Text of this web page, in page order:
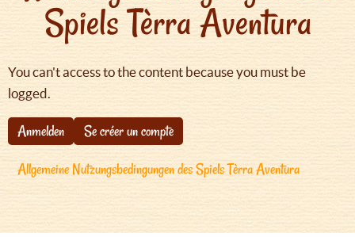
Spiels Tèrra Aventura
You can't access to the content because you must be
logged.
Anmelden
Se créer un compte
Allgemeine Nutzungsbedingungen des Spiels Tèrra Aventura